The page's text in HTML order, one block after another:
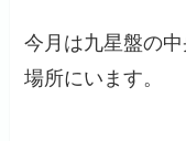
今月は九星盤の
場所にいます。